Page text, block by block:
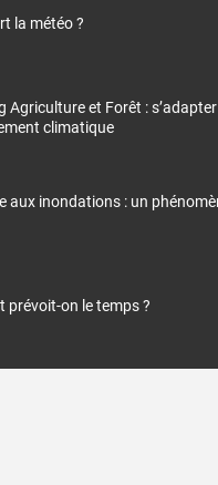
la météo ?
Agriculture et Forêt :
climatique
aux inondations : un
prévoit-on le temps ?